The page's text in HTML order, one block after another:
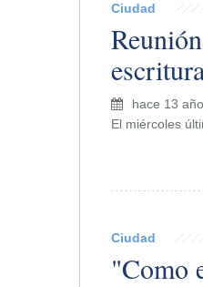
Ciudad
hace 13
El miércoles
Ciudad
"Como